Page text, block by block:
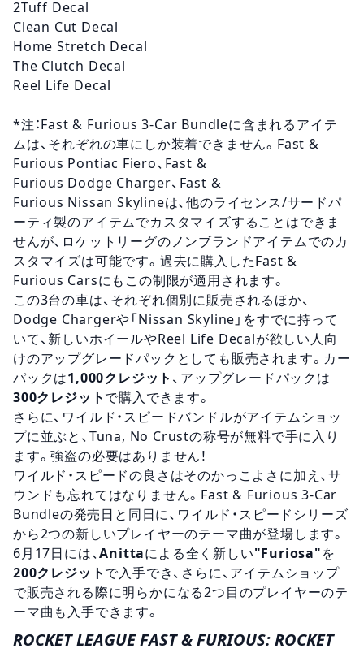
2Tuff Decal
Clean Cut Decal
Home Stretch Decal
The Clutch Decal
Reel Life Decal
*注：Fast & Furious 3-Car Bundleに含まれるアイテ
ムは、それぞれの車にしか装着できません。Fast &
Furious Pontiac Fiero、Fast &
Furious Dodge Charger、Fast &
Furious Nissan Skylineは、他のライセンス/サードパ
ーティ製のアイテムでカスタマイズすることはできま
せんが、ロケットリーグのノンブランドアイテムでのカ
スタマイズは可能です。過去に購入したFast &
Furious Carsにもこの制限が適用されます。
この3台の車は、それぞれ個別に販売されるほか、
Dodge Chargerや「 Nissan Skyline」をすでに持って
いて、新しいホイールやReel Life Decalが欲しい人向
けのアップグレードパックとしても販売されます。カー
パックは1,000クレジット 、アップグレードパックは
300クレジット で購入できます。
さらに、 ワイルド・スピードバンドルがアイテムショッ
プに並ぶと、Tuna, No Crustの称号が無料で手に入り
ます。強盗の必要はありません！
ワイルド・スピードの良さはそのかっこよさに加え、サ
ウンド も忘れてはなりません。Fast & Furious 3-Car
Bundleの発売日と同日に、 ワイルド・スピード シリーズ
から2つの新しいプレイヤーのテーマ曲が登場します。
6月17日には、Anittaによる全く新しい"Furiosa" を
200クレジット で入手でき、さらに、アイテムショップ
で販売される際に明らかになる2つ目のプレイヤーのテ
ーマ曲も入手できます。
ROCKET LEAGUE FAST & FURIOUS: ROCKET